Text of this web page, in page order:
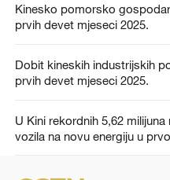
Kinesko pomorsko
prvih devet mjeseci 2025.
Dobit kineskih industrijskih
prvih devet mjeseci 2025.
U Kini rekordnih 5,62
vozila na novu energiju u